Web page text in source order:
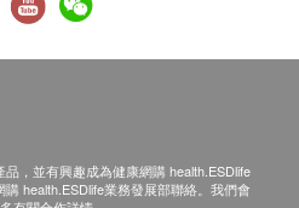
，並有興趣成為健康網購 health.ESDlife
health.ESDlife業務發展部聯絡。我們會